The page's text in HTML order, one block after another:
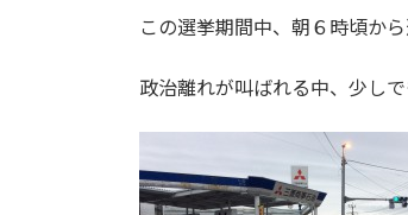
この選挙期間中、朝６時頃か
政治離れが叫ばれる中、少し